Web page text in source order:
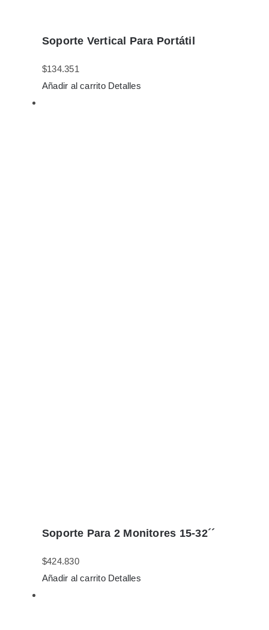
Soporte Vertical Para Portátil
$134.351
Añadir al carrito Detalles
Soporte Para 2 Monitores 15-32´´
$424.830
Añadir al carrito Detalles